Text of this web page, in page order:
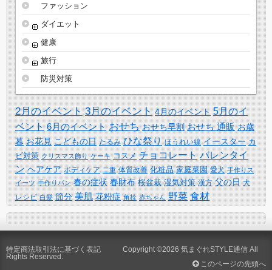
ファッション
ダイエット
健康
旅行
防災対策
2月のイベント 3月のイベント 4月のイベント 5月のイ
ベント 6月のイベント おせち おせち早割 おせち 通販 お歳
暮 お花見 こどもの日 たるみ ひな祭り ほうれい線 イースター カ
ビ対策 クリスマス飾り ケーキ コスメ チョコレート バレンタイ
ン ヘアケア ボディケア 二重 体質改善 化粧品 家庭菜園 愛犬 手作りス
イーツ 手作りパン 春の症状 春財布 桜盆栽 湿気対策 漢方 父の日 犬
レシピ 白髪 節分 美肌 花粉症 角栓 赤ちゃん 野菜 食材
特定商法取引法に基づく表記 Copyright ©2026 気まぐれSTYLE通信 All
Rights Reserved.
このページの先頭へ